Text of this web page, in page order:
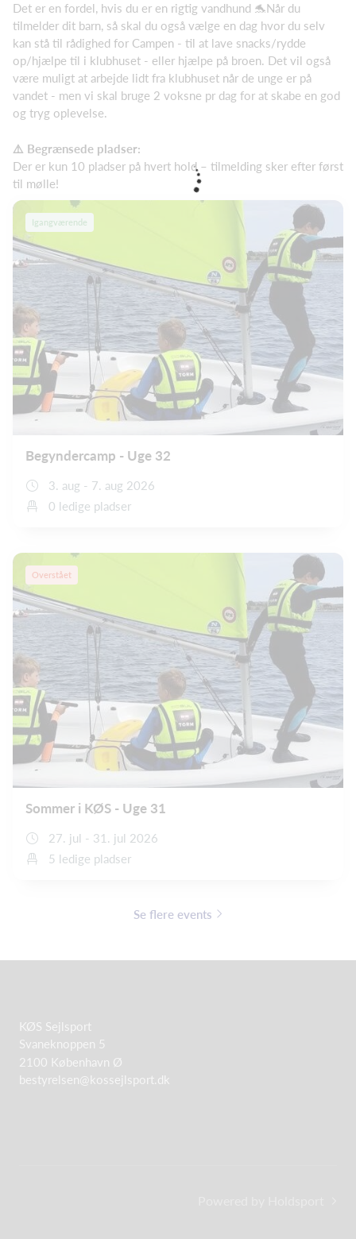
Det er en fordel, hvis du er en rigtig vandhund 🐬Når du
tilmelder dit barn, så skal du også vælge en dag hvor du selv
kan stå til rådighed for Campen - til at lave snacks/rydde
op/hjælpe til i klubhuset - eller hjælpe på broen. Det vil også
være muligt at arbejde lidt fra klubhuset når de unge er på
vandet - men vi skal bruge 2 voksne pr dag for at skabe en god
og tryg oplevelse.
⚠️ Begrænsede pladser:
Der er kun 10 pladser på hvert hold – tilmelding sker efter først
til mølle!
Igangværende
Begyndercamp - Uge 32
3. aug - 7. aug 2026
0 ledige pladser
Overstået
Sommer i KØS - Uge 31
27. jul - 31. jul 2026
5 ledige pladser
Se flere events
KØS Sejlsport
Svaneknoppen 5
2100 København Ø
bestyrelsen@kossejlsport.dk